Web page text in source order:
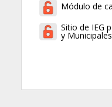
Módulo de
Sitio de IEG
y Municipales